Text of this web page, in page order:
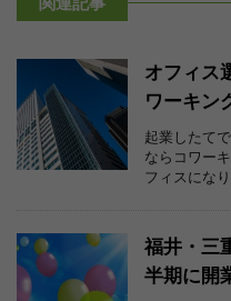
オフィス
ワーキン
起業したて
ならコワー
フィスにな
福井・三
半期に開